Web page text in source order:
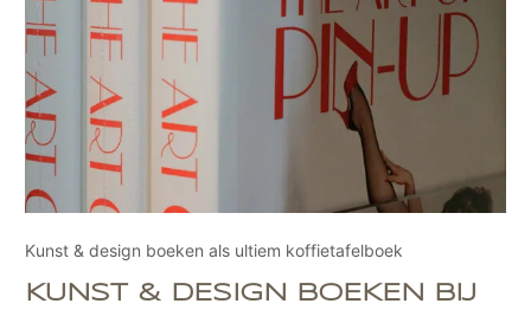
Kunst & design boeken als ultiem koffietafelboek
KUNST & DESIGN BOEKEN BIJ